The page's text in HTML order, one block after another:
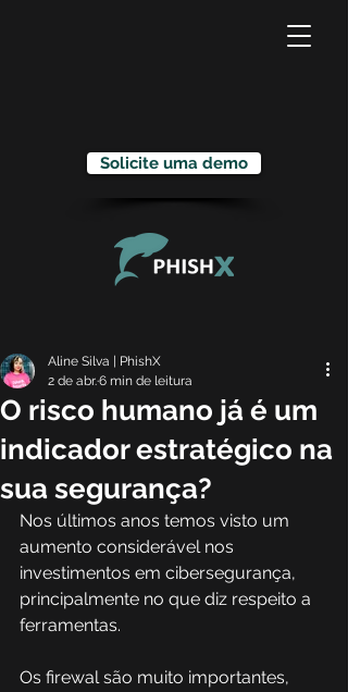
Solicite uma demo
O risco humano já é um
indicador estratégico na
sua segurança?
Aline Silva | PhishX
2 de abr.6 min de leitura
Nos últimos anos temos visto um
aumento considerável nos
investimentos em cibersegurança,
principalmente no que diz respeito a
ferramentas.
Os firewal são muito importantes,